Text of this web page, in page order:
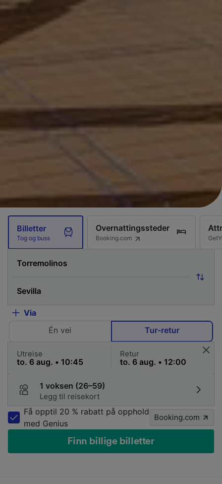
Billetter
Tog og buss
Overnattingssteder
Booking.com
Via
Én vei
Tur-retur
Utreise Retur
1 voksen (26–59)
Legg til reisekort
Få opptil 20 % rabatt på opphold
med Genius
Booking.com
Finn billige billetter